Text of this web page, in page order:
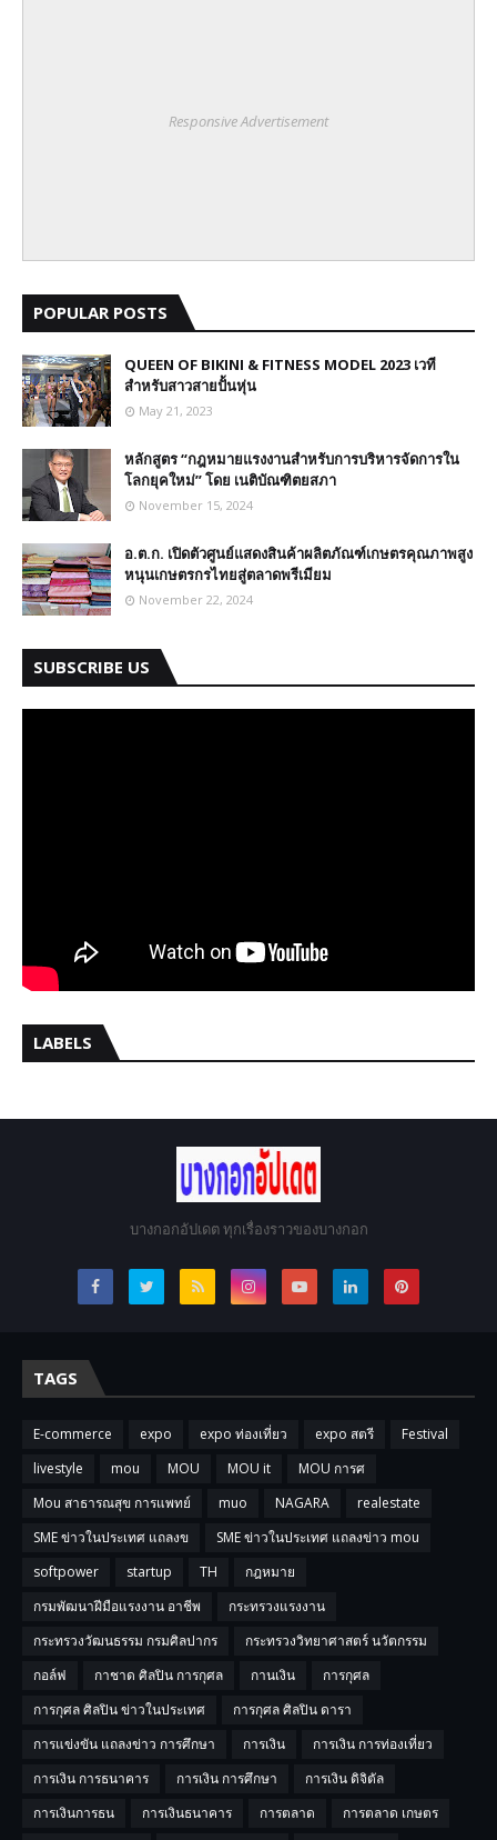
Responsive Advertisement
POPULAR POSTS
QUEEN OF BIKINI & FITNESS MODEL 2023 เวที
สำหรับสาวสายปั้นหุ่น
May 21, 2023
หลักสูตร “กฎหมายแรงงานสำหรับการบริหารจัดการใน
โลกยุคใหม่” โดย เนติบัณฑิตยสภา
November 15, 2024
อ.ต.ก. เปิดตัวศูนย์แสดงสินค้าผลิตภัณฑ์เกษตรคุณภาพสูง
หนุนเกษตรกรไทยสู่ตลาดพรีเมียม
November 22, 2024
SUBSCRIBE US
LABELS
บางกอกอัปเดต ทุกเรื่องราวของบางกอก
TAGS
E-commerce expo expo ท่องเที่ยว expo สตรี
Festival
livestyle
mou MOU MOU it
MOU การศ
Mou สาธารณสุข การแพทย์
muo NAGARA
realestate
SME ข่าวในประเทศ แถลงข
SME ข่าวในประเทศ แถลงข่าว mou
softpower
startup TH
กฎหมาย
กรมพัฒนาฝีมือแรงงาน อาชีพ
กระทรวงแรงงาน
กระทรวงวัฒนธรรม กรมศิลปากร
กระทรวงวิทยาศาสตร์ นวัตกรรม
กอล์ฟ
กาชาด ศิลปิน การกุศล กานเงิน
การกุศล
การกุศล ศิลปิน ข่าวในประเทศ
การกุศล ศิลปิน ดารา
การแข่งขัน แถลงข่าว การศึกษา
การเงิน
การเงิน การท่องเที่ยว
การเงิน การธนาคาร
การเงิน การศึกษา
การเงิน ดิจิตัล
การเงินการธน
การเงินธนาคาร การตลาด
การตลาด เกษตร